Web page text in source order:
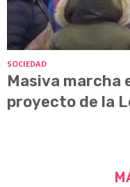
SOCIEDAD
Masiva marcha
proyecto de la